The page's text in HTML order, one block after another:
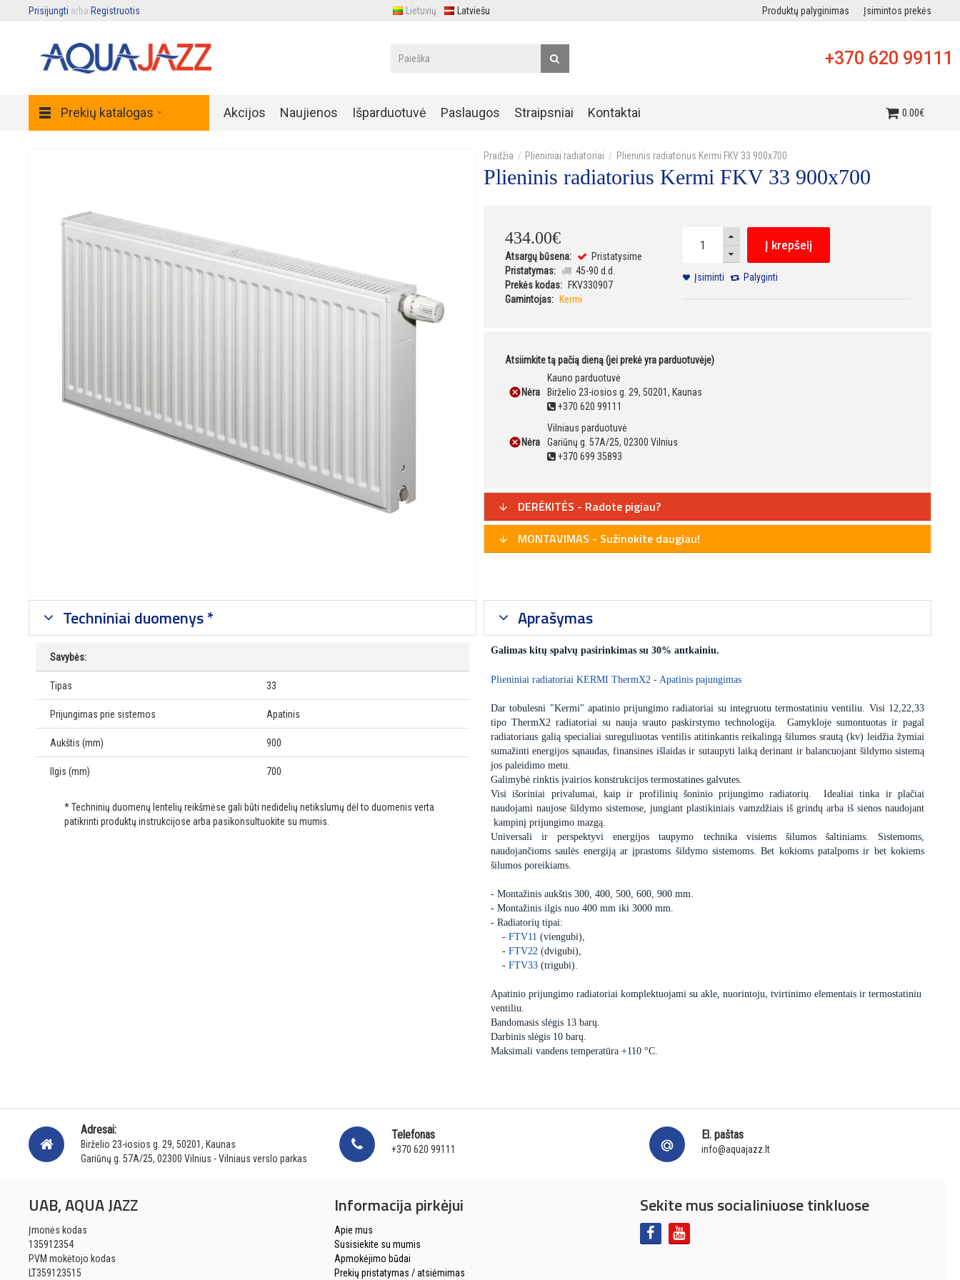
Prisijungti arba Registruotis Lietuvių Latviešu Produktų palyginimas Įsimintos prekės
+370 620 99111
Prekių katalogas Akcijos Naujienos Išparduotuvė Paslaugos Straipsniai Kontaktai 0.00€
Plieniniai radiatoriai Plieninis radiatorius Kermi FKV 33 900x700
Plieninis radiatorius Kermi FKV 33 900x700
434.00€
Atsargų būsena:
Pristatysime
Pristatymas:
45-90 d.d.
Prekės kodas:
FKV330907
Gamintojas:
Kermi
Į krepšelį
Įsiminti Palyginti
Atsiimkite tą pačią dieną (jei prekė yra parduotuvėje)
Nėra
Kauno parduotuvė
Birželio 23-iosios g. 29, 50201, Kaunas
+370 620 99111
Nėra
Vilniaus parduotuvė
Gariūnų g. 57A/25, 02300 Vilnius
+370 699 35893
DERĖKITĖS - Radote pigiau?
MONTAVIMAS - Sužinokite daugiau!
Techniniai duomenys *
Savybės:
Tipas 33
Prijungimas prie sistemos Apatinis
Aukštis (mm) 900
Ilgis (mm) 700
* Techninių duomenų lentelių reikšmėse gali būti nedidelių netikslumų dėl to duomenis verta
patikrinti produktų instrukcijose arba pasikonsultuokite su mumis.
Aprašymas
Galimas kitų spalvų pasirinkimas su 30% antkainiu.
Plieniniai radiatoriai KERMI ThermX2 - Apatinis pajungimas
Dar tobulesni "Kermi" apatinio prijungimo radiatoriai su integruotu termostatiniu ventiliu. Visi 12,22,33
tipo ThermX2 radiatoriai su nauja srauto paskirstymo technologija. Gamykloje sumontuotas ir pagal
radiatoriaus galią specialiai sureguliuotas ventilis atitinkantis reikalingą šilumos srautą (kv) leidžia žymiai
sumažinti energijos sąnaudas, finansines išlaidas ir sutaupyti laiką derinant ir balancuojant šildymo sistemą
jos paleidimo metu.
Galimybė rinktis įvairios konstrukcijos termostatines galvutes.
Visi išoriniai privalumai, kaip ir profilinių šoninio prijungimo radiatorių. Idealiai tinka ir plačiai
naudojami naujose šildymo sistemose, jungiant plastikiniais vamzdžiais iš grindų arba iš sienos naudojant
kampinį prijungimo mazgą.
Universali ir perspektyvi energijos taupymo technika visiems šilumos šaltiniams. Sistemoms,
naudojančioms saulės energiją ar įprastoms šildymo sistemoms. Bet kokioms patalpoms ir bet kokiems
šilumos poreikiams.
- Montažinis aukštis 300, 400, 500, 600, 900 mm.
- Montažinis ilgis nuo 400 mm iki 3000 mm.
- Radiatorių tipai:
- FTV11 (viengubi),
- FTV22 (dvigubi),
- FTV33 (trigubi).
Apatinio prijungimo radiatoriai komplektuojami su akle, nuorintoju, tvirtinimo elementais ir termostatiniu
ventiliu.
Bandomasis slėgis 13 barų.
Darbinis slėgis 10 barų.
Maksimali vandens temperatūra +110 °C.
Adresai:
Birželio 23-iosios g. 29, 50201, Kaunas
Gariūnų g. 57A/25, 02300 Vilnius - Vilniaus verslo parkas
Telefonas
+370 620 99111
El. paštas
info@aquajazz.lt
UAB, AQUA JAZZ
Įmonės kodas
135912354
PVM mokėtojo kodas
LT359123515
Informacija pirkėjui
Apie mus
Susisiekite su mumis
Apmokėjimo būdai
Prekių pristatymas / atsiėmimas
Sekite mus socialiniuose tinkluose